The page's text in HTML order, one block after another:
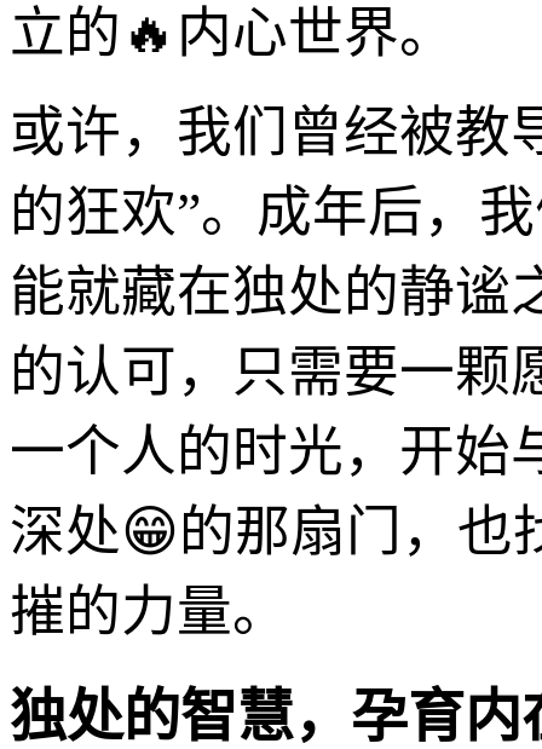
立的🔥内心世界。
或许，我们曾经被教
的狂欢”。成年后，
能就藏在独处的静谧
的认可，只需要一颗
一个人的时光，开始
深处😁的那扇门，也
摧的力量。
独处的智慧，孕育